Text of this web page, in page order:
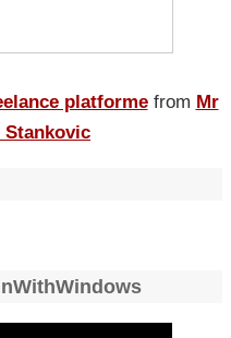
platforme from Mr